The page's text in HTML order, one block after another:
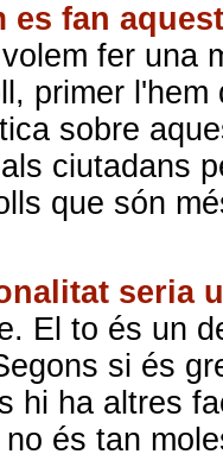
es fan
fer una
primer
sobre
als ciutadans
que són
seria
El to és un
si és
hi ha altres
és tan